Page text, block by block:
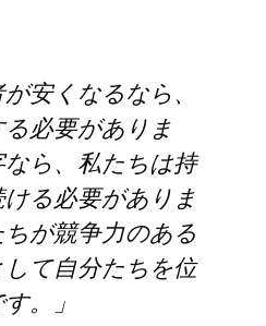
安くなるなら、
必要がありま
ら、私たちは持
る必要がありま
が競争力のある
て自分たちを位
。」